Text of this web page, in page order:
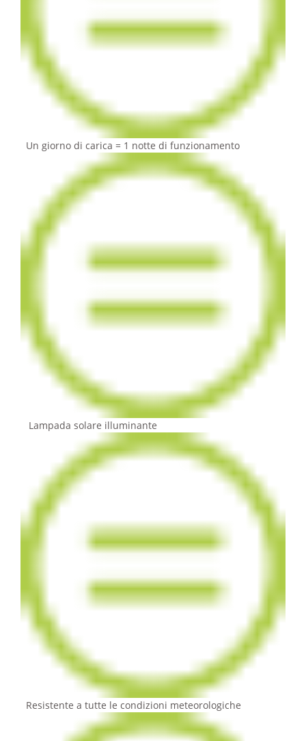
Un giorno di carica = 1 notte di funzionamento
Lampada solare illuminante
Resistente a tutte le condizioni meteorologiche